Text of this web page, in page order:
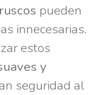
pueden
innecesarias.
estos
y
seguridad al